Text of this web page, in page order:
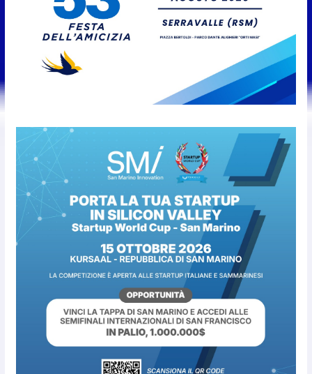
San Marino. “Cena Tramonto &
Live” una serata di
divertimento, arte, buona
cucina e solidarietà, a Faetano.
Con la firma e la regia di
8 Agosto 2026